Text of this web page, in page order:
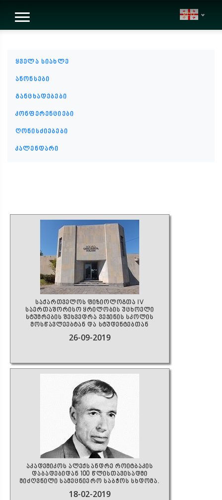
geo
ყველა სიახლე
ანონსები
განცხადებები
კონფერენციები
ღონისძიებები
კალენდარი
საქართველოს ფიზიოლოგთა IV
საერთაშორისო ყრილობის უცხოელი
სტუმრების შეხვედრა ვეჯინის სკოლის
მოსწავლეებტან და სტუდენტებთან
26-09-2019
აკადემიკოს ალექსანდრე როიტბაკის
დაბადებიდან 100 წლისთავისადმი
მიძღვნილი სამეცნიერო საბჭოს სხდომა.
18-02-2019